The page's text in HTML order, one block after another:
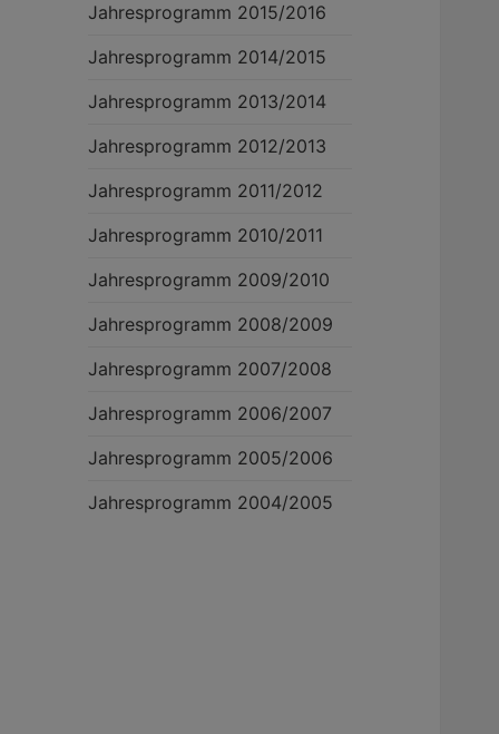
Jahresprogramm 2015/2016
Jahresprogramm 2014/2015
Jahresprogramm 2013/2014
Jahresprogramm 2012/2013
Jahresprogramm 2011/2012
Jahresprogramm 2010/2011
Jahresprogramm 2009/2010
Jahresprogramm 2008/2009
Jahresprogramm 2007/2008
Jahresprogramm 2006/2007
Jahresprogramm 2005/2006
Jahresprogramm 2004/2005